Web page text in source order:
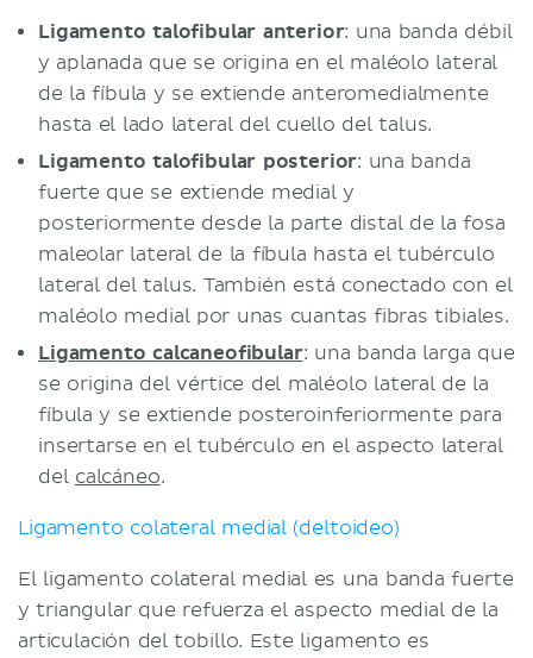
Ligamento talofibular anterior: una banda débil
y aplanada que se origina en el maléolo lateral
de la fíbula y se extiende anteromedialmente
hasta el lado lateral del cuello del talus.
Ligamento talofibular posterior: una banda
fuerte que se extiende medial y
posteriormente desde la parte distal de la fosa
maleolar lateral de la fíbula hasta el tubérculo
lateral del talus. También está conectado con el
maléolo medial por unas cuantas fibras tibiales.
Ligamento calcaneofibular: una banda larga que
se origina del vértice del maléolo lateral de la
fíbula y se extiende posteroinferiormente para
insertarse en el tubérculo en el aspecto lateral
del calcáneo.
Ligamento colateral medial (deltoideo)
El ligamento colateral medial es una banda fuerte
y triangular que refuerza el aspecto medial de la
articulación del tobillo. Este ligamento es